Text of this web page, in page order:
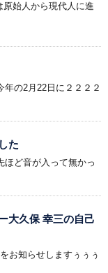
始人から現代人に進
年の2月22日に２２２２
た
ほど音が入って無かっ
大久保 幸三の自己
お知らせしますぅぅぅ